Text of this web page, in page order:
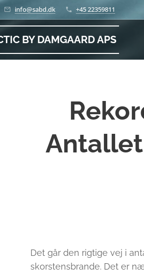
info@sabd.dk +45 22359811
BY DAMGAARD APS
Det går den rigtige vej i
skorstensbrande. Det er